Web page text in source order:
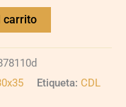
carrito
Etiqueta: CDL